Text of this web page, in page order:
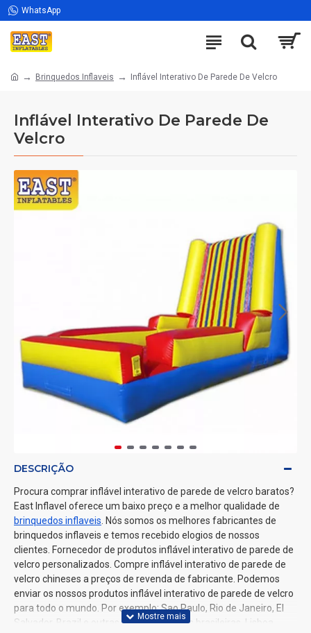
WhatsApp
Brinquedos Inflaveis Inflável Interativo De Parede De Velcro
Inflável Interativo De Parede De
Velcro
DESCRIÇÃO
Procura comprar inflável interativo de parede de velcro baratos?
East Inflavel oferece um baixo preço e a melhor qualidade de
brinquedos inflaveis . Nós somos os melhores fabricantes de
brinquedos inflaveis e temos recebido elogios de nossos
clientes. Fornecedor de produtos inflável interativo de parede de
velcro personalizados. Compre inflável interativo de parede de
velcro chineses a preços de revenda de fabricante. Podemos
enviar os nossos produtos inflável interativo de parede de velcro
para todo o mundo. Por exemplo: Sao Paulo, Rio de Janeiro, El
Salvador, Brazil e outras grandes cidades brasileiras, Lisboa,